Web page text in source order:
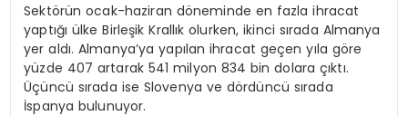
Sektörün ocak-haziran döneminde en fazla ihracat
yaptığı ülke Birleşik Krallık olurken, ikinci sırada Almanya
yer aldı. Almanya’ya yapılan ihracat geçen yıla göre
yüzde 407 artarak 541 milyon 834 bin dolara çıktı.
Üçüncü sırada ise Slovenya ve dördüncü sırada
İspanya bulunuyor.